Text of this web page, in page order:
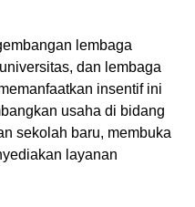
lembaga
dan lembaga
insentif ini
usaha di bidang
sekolah baru, membuka
layanan